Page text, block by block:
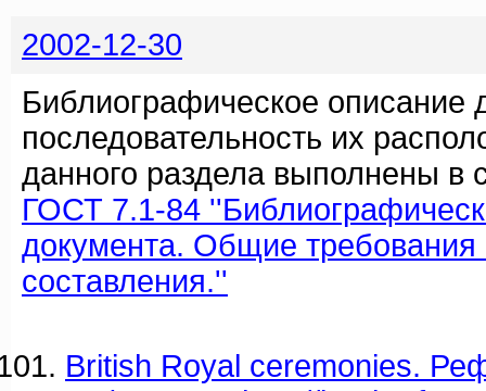
2002-12-30
Библиографическое описание
последовательность их
данного раздела выполнены в
ГОСТ 7.1-84
документа. Общие требования
составления.''
British Royal ceremonies.